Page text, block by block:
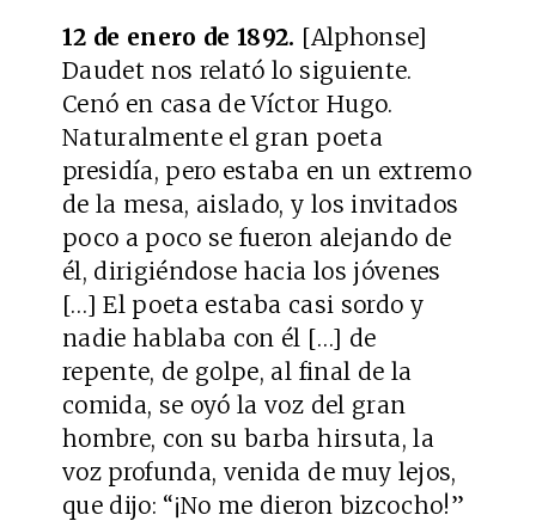
12 de enero de 1892. [Alphonse]
Daudet nos relató lo siguiente.
Cenó en casa de Víctor Hugo.
Naturalmente el gran poeta
presidía, pero estaba en un extremo
de la mesa, aislado, y los invitados
poco a poco se fueron alejando de
él, dirigiéndose hacia los jóvenes
[…] El poeta estaba casi sordo y
nadie hablaba con él […] de
repente, de golpe, al final de la
comida, se oyó la voz del gran
hombre, con su barba hirsuta, la
voz profunda, venida de muy lejos,
que dijo: “¡No me dieron bizcocho!”